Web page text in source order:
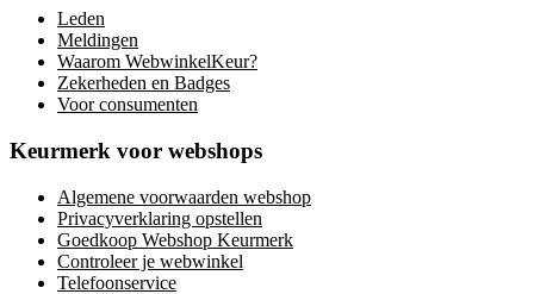
Leden
Meldingen
Waarom WebwinkelKeur?
Zekerheden en Badges
Voor consumenten
Keurmerk voor webshops
Algemene voorwaarden webshop
Privacyverklaring opstellen
Goedkoop Webshop Keurmerk
Controleer je webwinkel
Telefoonservice